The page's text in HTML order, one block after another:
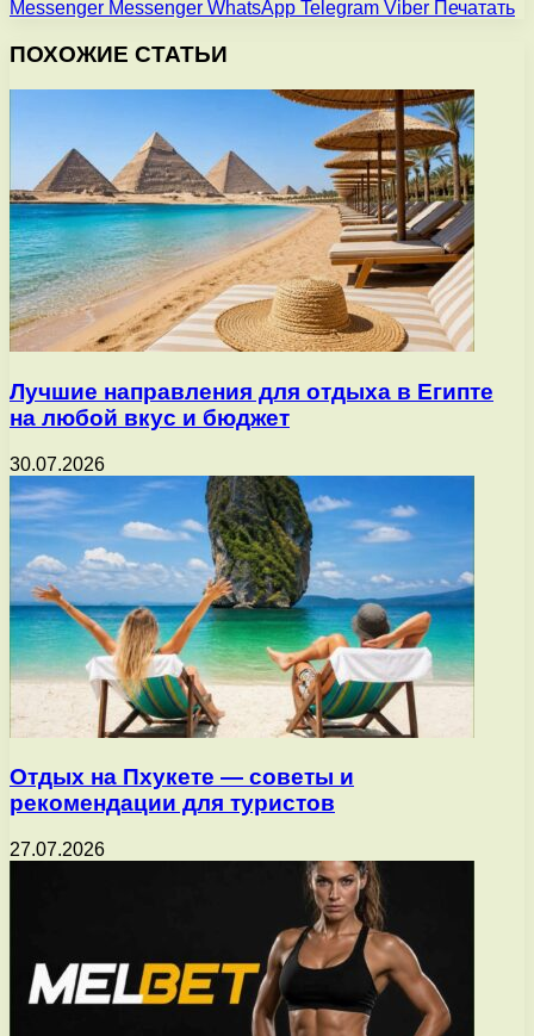
Messenger Messenger WhatsApp Telegram Viber Печатать
ПОХОЖИЕ СТАТЬИ
Лучшие направления для отдыха в Египте
на любой вкус и бюджет
30.07.2026
Отдых на Пхукете — советы и
рекомендации для туристов
27.07.2026